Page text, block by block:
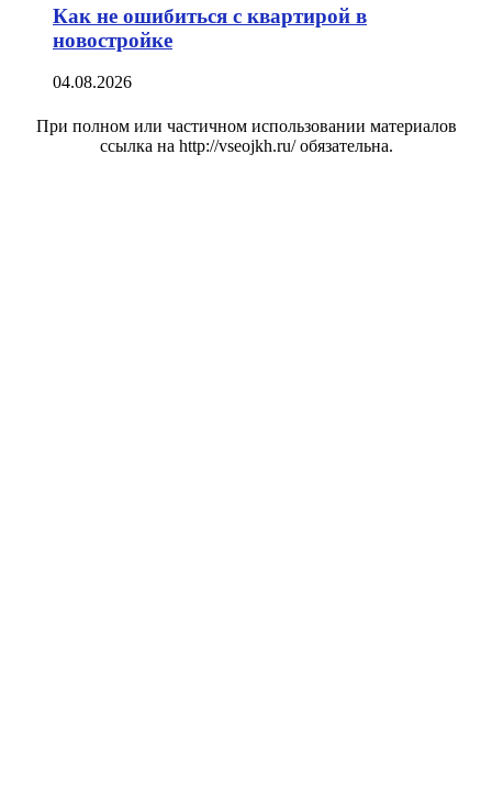
Как не ошибиться с квартирой в
новостройке
04.08.2026
При полном или частичном использовании материалов
ссылка на http://vseojkh.ru/ обязательна.